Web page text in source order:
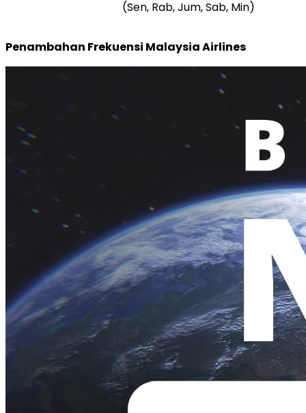
(Sen, Rab, Jum, Sab, Min)
Penambahan Frekuensi Malaysia Airlines